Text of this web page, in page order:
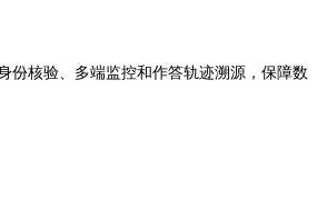
份核验、多端监控和作答轨迹溯源，保障数